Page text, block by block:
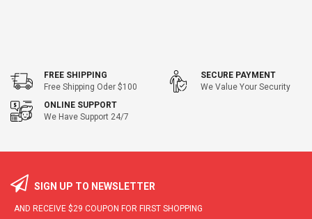
FREE SHIPPING
Free Shipping Oder $100
SECURE PAYMENT
We Value Your Security
ONLINE SUPPORT
We Have Support 24/7
SIGN UP TO NEWSLETTER
AND RECEIVE $29 COUPON FOR FIRST SHOPPING